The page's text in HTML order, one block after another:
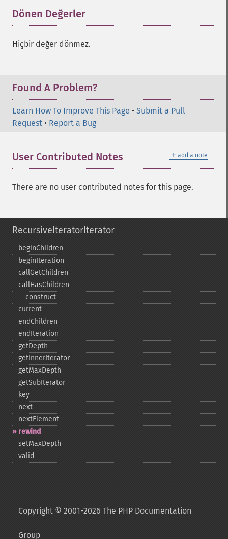
Dönen Değerler
Hiçbir değer dönmez.
Found A Problem?
Learn How To Improve This Page • Submit a Pull
Request • Report a Bug
＋ add a note
User Contributed Notes
There are no user contributed notes for this page.
RecursiveIteratorIterator
beginChildren
beginIteration
callGetChildren
callHasChildren
_​_​construct
current
endChildren
endIteration
getDepth
getInnerIterator
getMaxDepth
getSubIterator
key
next
nextElement
rewind
setMaxDepth
valid
Copyright © 2001-2026 The PHP Documentation
Group